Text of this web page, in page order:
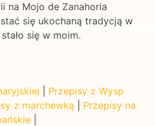
na Mojo de Zanahoria
się ukochaną tradycją w
się w moim.
Przepisy z Wysp
z marchewką
Przepisy na